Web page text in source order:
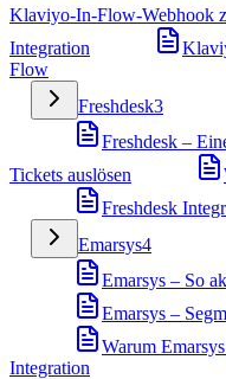
Klaviyo-In-Flow-Webhook
Integration
Flow
Freshdesk3
Freshdesk –
Tickets auslösen
Freshdesk
Emarsys4
Emarsys – So
Emarsys –
Warum
Integration